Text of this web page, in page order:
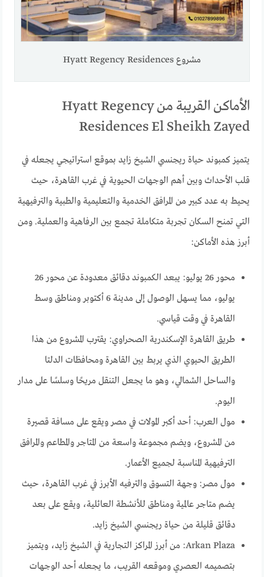
مشروع Hyatt Regency Residences
الأماكن القريبة من Hyatt Regency
Residences El Sheikh Zayed
يتميز كمبوند حياة ريجنسي الشيخ زايد بموقع استراتيجي يجعله في
قلب الأحداث وبين أهم الوجهات الحيوية في غرب القاهرة، حيث
يحيط به عدد كبير من المرافق الخدمية والتعليمية والطبية والترفيهية
التي تمنح السكان تجربة متكاملة تجمع بين الرفاهية والعملية. ومن
أبرز هذه الأماكن:
محور 26 يوليو: يبعد الكمبوند دقائق معدودة عن محور 26
يوليو، مما يسهل الوصول إلى مدينة 6 أكتوبر ومناطق وسط
القاهرة في وقت قياسي.
طريق القاهرة الإسكندرية الصحراوي: يقترب المشروع من هذا
الطريق الحيوي الذي يربط بين القاهرة ومحافظات الدلتا
والساحل الشمالي، وهو ما يجعل التنقل مريحًا وسلسًا على مدار
اليوم.
مول العرب: أحد أكبر المولات في مصر ويقع على مسافة قصيرة
من المشروع، ويضم مجموعة واسعة من المتاجر والمطاعم والمرافق
الترفيهية المناسبة لجميع الأعمار.
مول مصر: وجهة التسوق والترفيه الأبرز في غرب القاهرة، حيث
يضم متاجر عالمية ومناطق للأنشطة العائلية، ويقع على بعد
دقائق قليلة من حياة ريجنسي الشيخ زايد.
Arkan Plaza: من أبرز المراكز التجارية في الشيخ زايد، ويتميز
بتصميمه العصري وموقعه القريب، ما يجعله أحد الوجهات